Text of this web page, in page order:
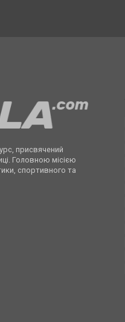
присвячений
Головною місією
спортивного та